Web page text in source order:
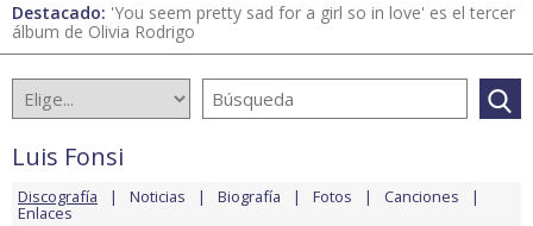
Destacado: 'You seem pretty sad for a girl so in love' es el tercer
álbum de Olivia Rodrigo
Luis Fonsi
Discografía Noticias Biografía Fotos Canciones
Enlaces